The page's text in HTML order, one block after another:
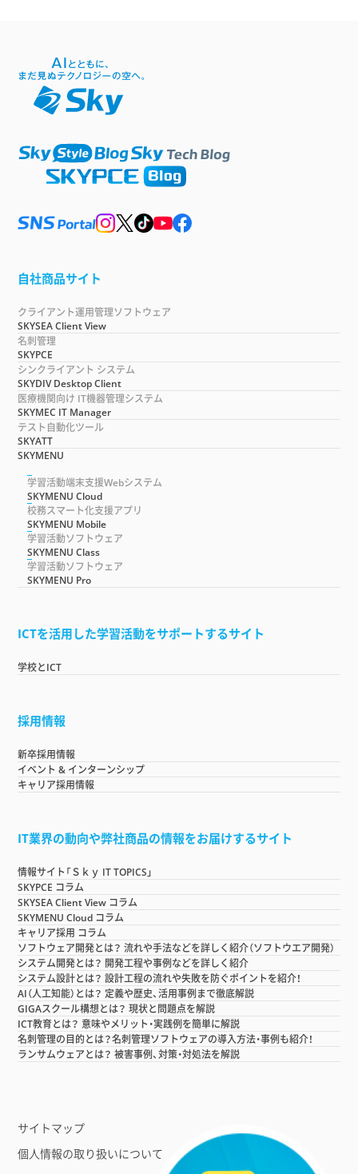
自社商品サイト
クライアント運用管理ソフトウェア
SKYSEA Client View
名刺管理
SKYPCE
シンクライアント システム
SKYDIV Desktop Client
医療機関向け IT機器管理システム
SKYMEC IT Manager
テスト自動化ツール
SKYATT
SKYMENU
学習活動端末支援Webシステム
SKYMENU Cloud
校務スマート化支援アプリ
SKYMENU Mobile
学習活動ソフトウェア
SKYMENU Class
学習活動ソフトウェア
SKYMENU Pro
ICTを活用した学習活動をサポートするサイト
学校とICT
採用情報
新卒採用情報
イベント & インターンシップ
キャリア採用情報
IT業界の動向や弊社商品の情報をお届けするサイト
情報サイト「Ｓｋｙ IT TOPICS」
SKYPCE コラム
SKYSEA Client View コラム
SKYMENU Cloud コラム
キャリア採用 コラム
ソフトウェア開発とは？ 流れや手法などを詳しく紹介（ソフトウエア開発）
システム開発とは？ 開発工程や事例などを詳しく紹介
システム設計とは？ 設計工程の流れや失敗を防ぐポイントを紹介！
AI（人工知能）とは？ 定義や歴史、活用事例まで徹底解説
GIGAスクール構想とは？ 現状と問題点を解説
ICT教育とは？ 意味やメリット・実践例を簡単に解説
名刺管理の目的とは？名刺管理ソフトウェアの導入方法・事例も紹介！
ランサムウェアとは？ 被害事例、対策・対処法を解説
サイトマップ
個人情報の取り扱いについて